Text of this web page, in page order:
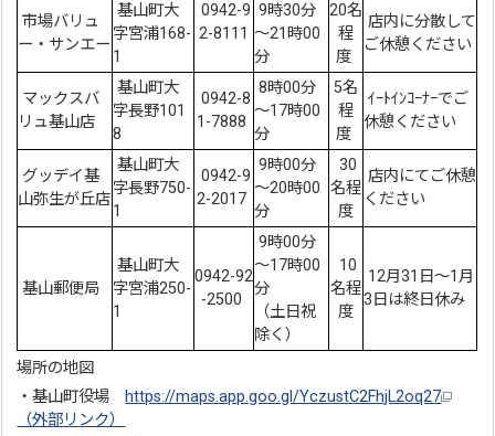
市場バリュ
ー・サンエー
基山町大
字宮浦168-
1
0942-9
2-8111
9時30分
～21時00
分
20名
程
度
店内に分散して
ご休憩ください
マックスバ
リュ基山店
基山町大
字長野101
8
0942-8
1-7888
8時00分
～17時00
分
5名
程
度
ｲｰﾄｲﾝｺｰﾅｰでご
休憩ください
グッデイ基
山弥生が丘店
基山町大
字長野750-
1
0942-9
2-2017
9時00分
～20時00
分
30
名程
度
店内にてご休憩
ください
基山郵便局
基山町大
字宮浦250-
1
0942-92
-2500
9時00分
～17時00
分
（土日祝
除く）
10
名程
度
12月31日〜1月
3日は終日休み
場所の地図
・基山町役場 https://maps.app.goo.gl/YczustC2FhjL2oq27
（外部リンク）